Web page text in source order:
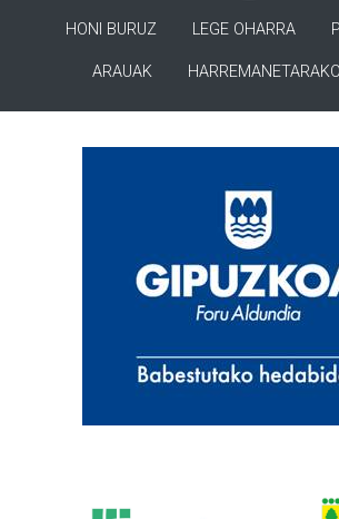
HONI BURUZ LEGE OHARRA
ARAUAK HARREMANETARAKO